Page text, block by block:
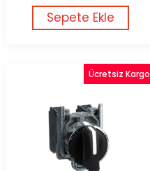
Sepete Ekle
Ücretsiz Kargo